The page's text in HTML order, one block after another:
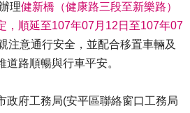
理健新橋（健康路三段至新樂路）
，順延至107年07月12日至107年07
注意通行安全，並配合移置車輛及
路順暢與行車平安。
政府工務局(安平區聯絡窗口工務局